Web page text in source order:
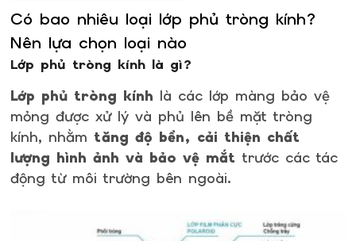
Có bao nhiêu loại lớp phủ tròng kính?
Nên lựa chọn loại nào
Lớp phủ tròng kính là gì?
Lớp phủ tròng kính là các lớp màng bảo vệ
mỏng được xử lý và phủ lên bề mặt tròng
kính, nhằm tăng độ bền, cải thiện chất
lượng hình ảnh và bảo vệ mắt trước các tác
động từ môi trường bên ngoài.